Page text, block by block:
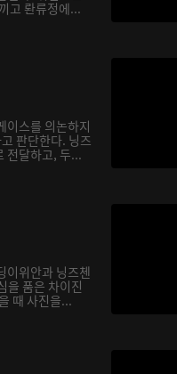
고 롼류정에...
이스를 의논하지
판단한다. 닝즈
전달하고, 두...
이위안과 닝즈첸
을 품은 차이진
때 사진을...